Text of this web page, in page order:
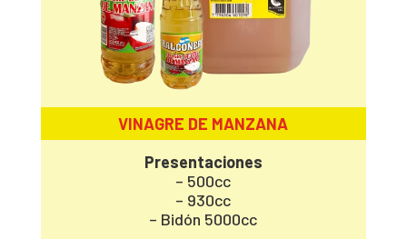
VINAGRE DE MANZANA
Presentaciones
– 500cc
– 930cc
– Bidón 5000cc